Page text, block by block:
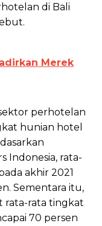
di Bali
Merek
perhotelan
hunian hotel
Indonesia, rata-
akhir 2021
Sementara itu,
rata-rata tingkat
70 persen